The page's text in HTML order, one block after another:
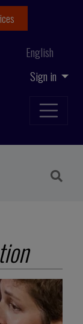
Sign in
English